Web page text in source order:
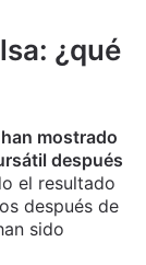
¿qué
mostrado
después
el resultado
después de
sido